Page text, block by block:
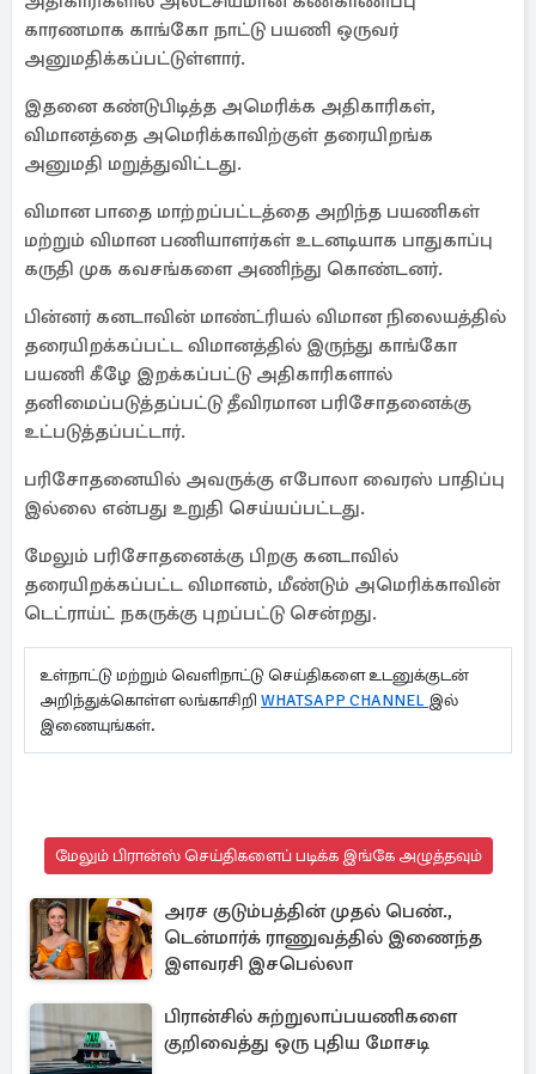
காரணமாக காங்கோ நாட்டு பயணி ஒருவர்
அனுமதிக்கப்பட்டுள்ளார்.
இதனை கண்டுபிடித்த அமெரிக்க அதிகாரிகள்,
விமானத்தை அமெரிக்காவிற்குள் தரையிறங்க
அனுமதி மறுத்துவிட்டது.
விமான பாதை மாற்றப்பட்டத்தை அறிந்த பயணிகள்
மற்றும் விமான பணியாளர்கள் உடனடியாக பாதுகாப்பு
கருதி முக கவசங்களை அணிந்து கொண்டனர்.
பின்னர் கனடாவின் மாண்ட்ரியல் விமான நிலையத்தில்
தரையிறக்கப்பட்ட விமானத்தில் இருந்து காங்கோ
பயணி கீழே இறக்கப்பட்டு அதிகாரிகளால்
தனிமைப்படுத்தப்பட்டு தீவிரமான பரிசோதனைக்கு
உட்படுத்தப்பட்டார்.
பரிசோதனையில் அவருக்கு எபோலா வைரஸ் பாதிப்பு
இல்லை என்பது உறுதி செய்யப்பட்டது.
மேலும் பரிசோதனைக்கு பிறகு கனடாவில்
தரையிறக்கப்பட்ட விமானம், மீண்டும் அமெரிக்காவின்
டெட்ராய்ட் நகருக்கு புறப்பட்டு சென்றது.
உள்நாட்டு மற்றும் வெளிநாட்டு செய்திகளை உடனுக்குடன்
அறிந்துக்கொள்ள லங்காசிறி WHATSAPP CHANNEL இல்
இணையுங்கள்.
மேலும் பிரான்ஸ் செய்திகளைப் படிக்க இங்கே அழுத்தவும்
அரச குடும்பத்தின் முதல் பெண்.,
டென்மார்க் ராணுவத்தில் இணைந்த
இளவரசி இசபெல்லா
பிரான்சில் சுற்றுலாப்பயணிகளை
குறிவைத்து ஒரு புதிய மோசடி